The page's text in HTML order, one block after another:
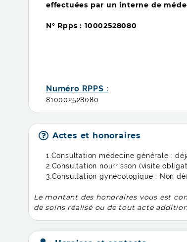
effectuées par un interne de
N° Rpps : 10002528080
Numéro RPPS :
810002528080
Actes et honoraires
1.Consultation médecine générale :
2.Consultation nourrisson (visite
3.Consultation gynécologique : Non
Le montant des honoraires vous est
de soins réalisé ou de tout acte